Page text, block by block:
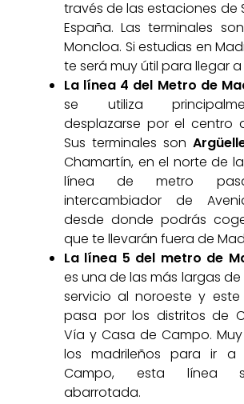
través de las estaciones de
España. Las terminales
Moncloa. Si estudias en
te será muy útil para llegar
La línea 4 del Metro de
se utiliza
desplazarse por el centro
Sus terminales son
Chamartín, en el norte de
línea de metro
intercambiador de
desde donde podrás
que te llevarán fuera de
La línea 5 del metro de
es una de las más largas
servicio al noroeste y
pasa por los distritos de
Vía y Casa de Campo.
los madrileños para ir
Campo, esta línea
abarrotada.